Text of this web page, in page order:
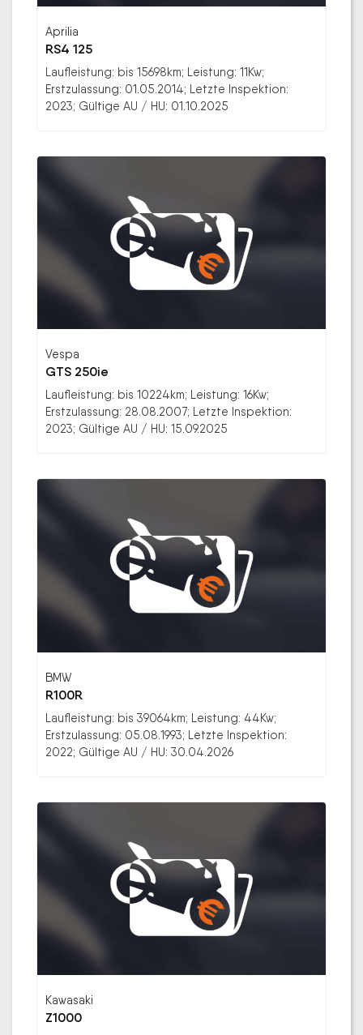
Aprilia
RS4 125
Laufleistung: bis 15698km; Leistung: 11Kw;
Erstzulassung: 01.05.2014; Letzte Inspektion:
2023; Gültige AU / HU: 01.10.2025
Vespa
GTS 250ie
Laufleistung: bis 10224km; Leistung: 16Kw;
Erstzulassung: 28.08.2007; Letzte Inspektion:
2023; Gültige AU / HU: 15.09.2025
BMW
R100R
Laufleistung: bis 39064km; Leistung: 44Kw;
Erstzulassung: 05.08.1993; Letzte Inspektion:
2022; Gültige AU / HU: 30.04.2026
Kawasaki
Z1000